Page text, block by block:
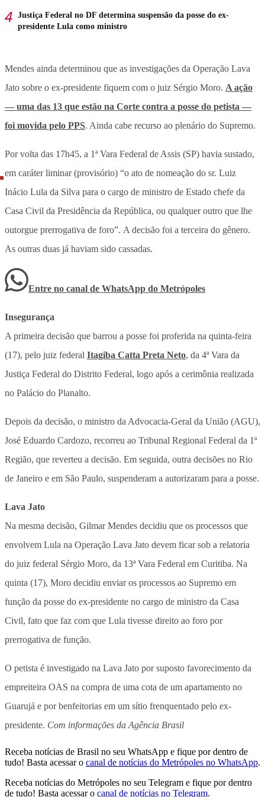
Justiça Federal no DF determina suspensão da posse do ex-
presidente Lula como ministro
Mendes ainda determinou que as investigações da Operação Lava
Jato sobre o ex-presidente fiquem com o juiz Sérgio Moro. A ação
— uma das 13 que estão na Corte contra a posse do petista —
foi movida pelo PPS. Ainda cabe recurso ao plenário do Supremo.
Por volta das 17h45, a 1ª Vara Federal de Assis (SP) havia sustado,
em caráter liminar (provisório) “o ato de nomeação do sr. Luiz
Inácio Lula da Silva para o cargo de ministro de Estado chefe da
Casa Civil da Presidência da República, ou qualquer outro que lhe
outorgue prerrogativa de foro”. A decisão foi a terceira do gênero.
As outras duas já haviam sido cassadas.
Entre no canal de WhatsApp do Metrópoles
Insegurança
A primeira decisão que barrou a posse foi proferida na quinta-feira
(17), pelo juiz federal Itagiba Catta Preta Neto, da 4ª Vara da
Justiça Federal do Distrito Federal, logo após a cerimônia realizada
no Palácio do Planalto.
Depois da decisão, o ministro da Advocacia-Geral da União (AGU),
José Eduardo Cardozo, recorreu ao Tribunal Regional Federal da 1ª
Região, que reverteu a decisão. Em seguida, outra decisões no Rio
de Janeiro e em São Paulo, suspenderam a autorizaram para a posse.
Lava Jato
Na mesma decisão, Gilmar Mendes decidiu que os processos que
envolvem Lula na Operação Lava Jato devem ficar sob a relatoria
do juiz federal Sérgio Moro, da 13ª Vara Federal em Curitiba. Na
quinta (17), Moro decidiu enviar os processos ao Supremo em
função da posse do ex-presidente no cargo de ministro da Casa
Civil, fato que faz com que Lula tivesse direito ao foro por
prerrogativa de função.
O petista é investigado na Lava Jato por suposto favorecimento da
empreiteira OAS na compra de uma cota de um apartamento no
Guarujá e por benfeitorias em um sítio frenquentado pelo ex-
presidente. Com informações da Agência Brasil
Receba notícias de Brasil no seu WhatsApp e fique por dentro de
tudo! Basta acessar o canal de notícias do Metrópoles no WhatsApp.
Receba notícias do Metrópoles no seu Telegram e fique por dentro
de tudo! Basta acessar o canal de notícias no Telegram.